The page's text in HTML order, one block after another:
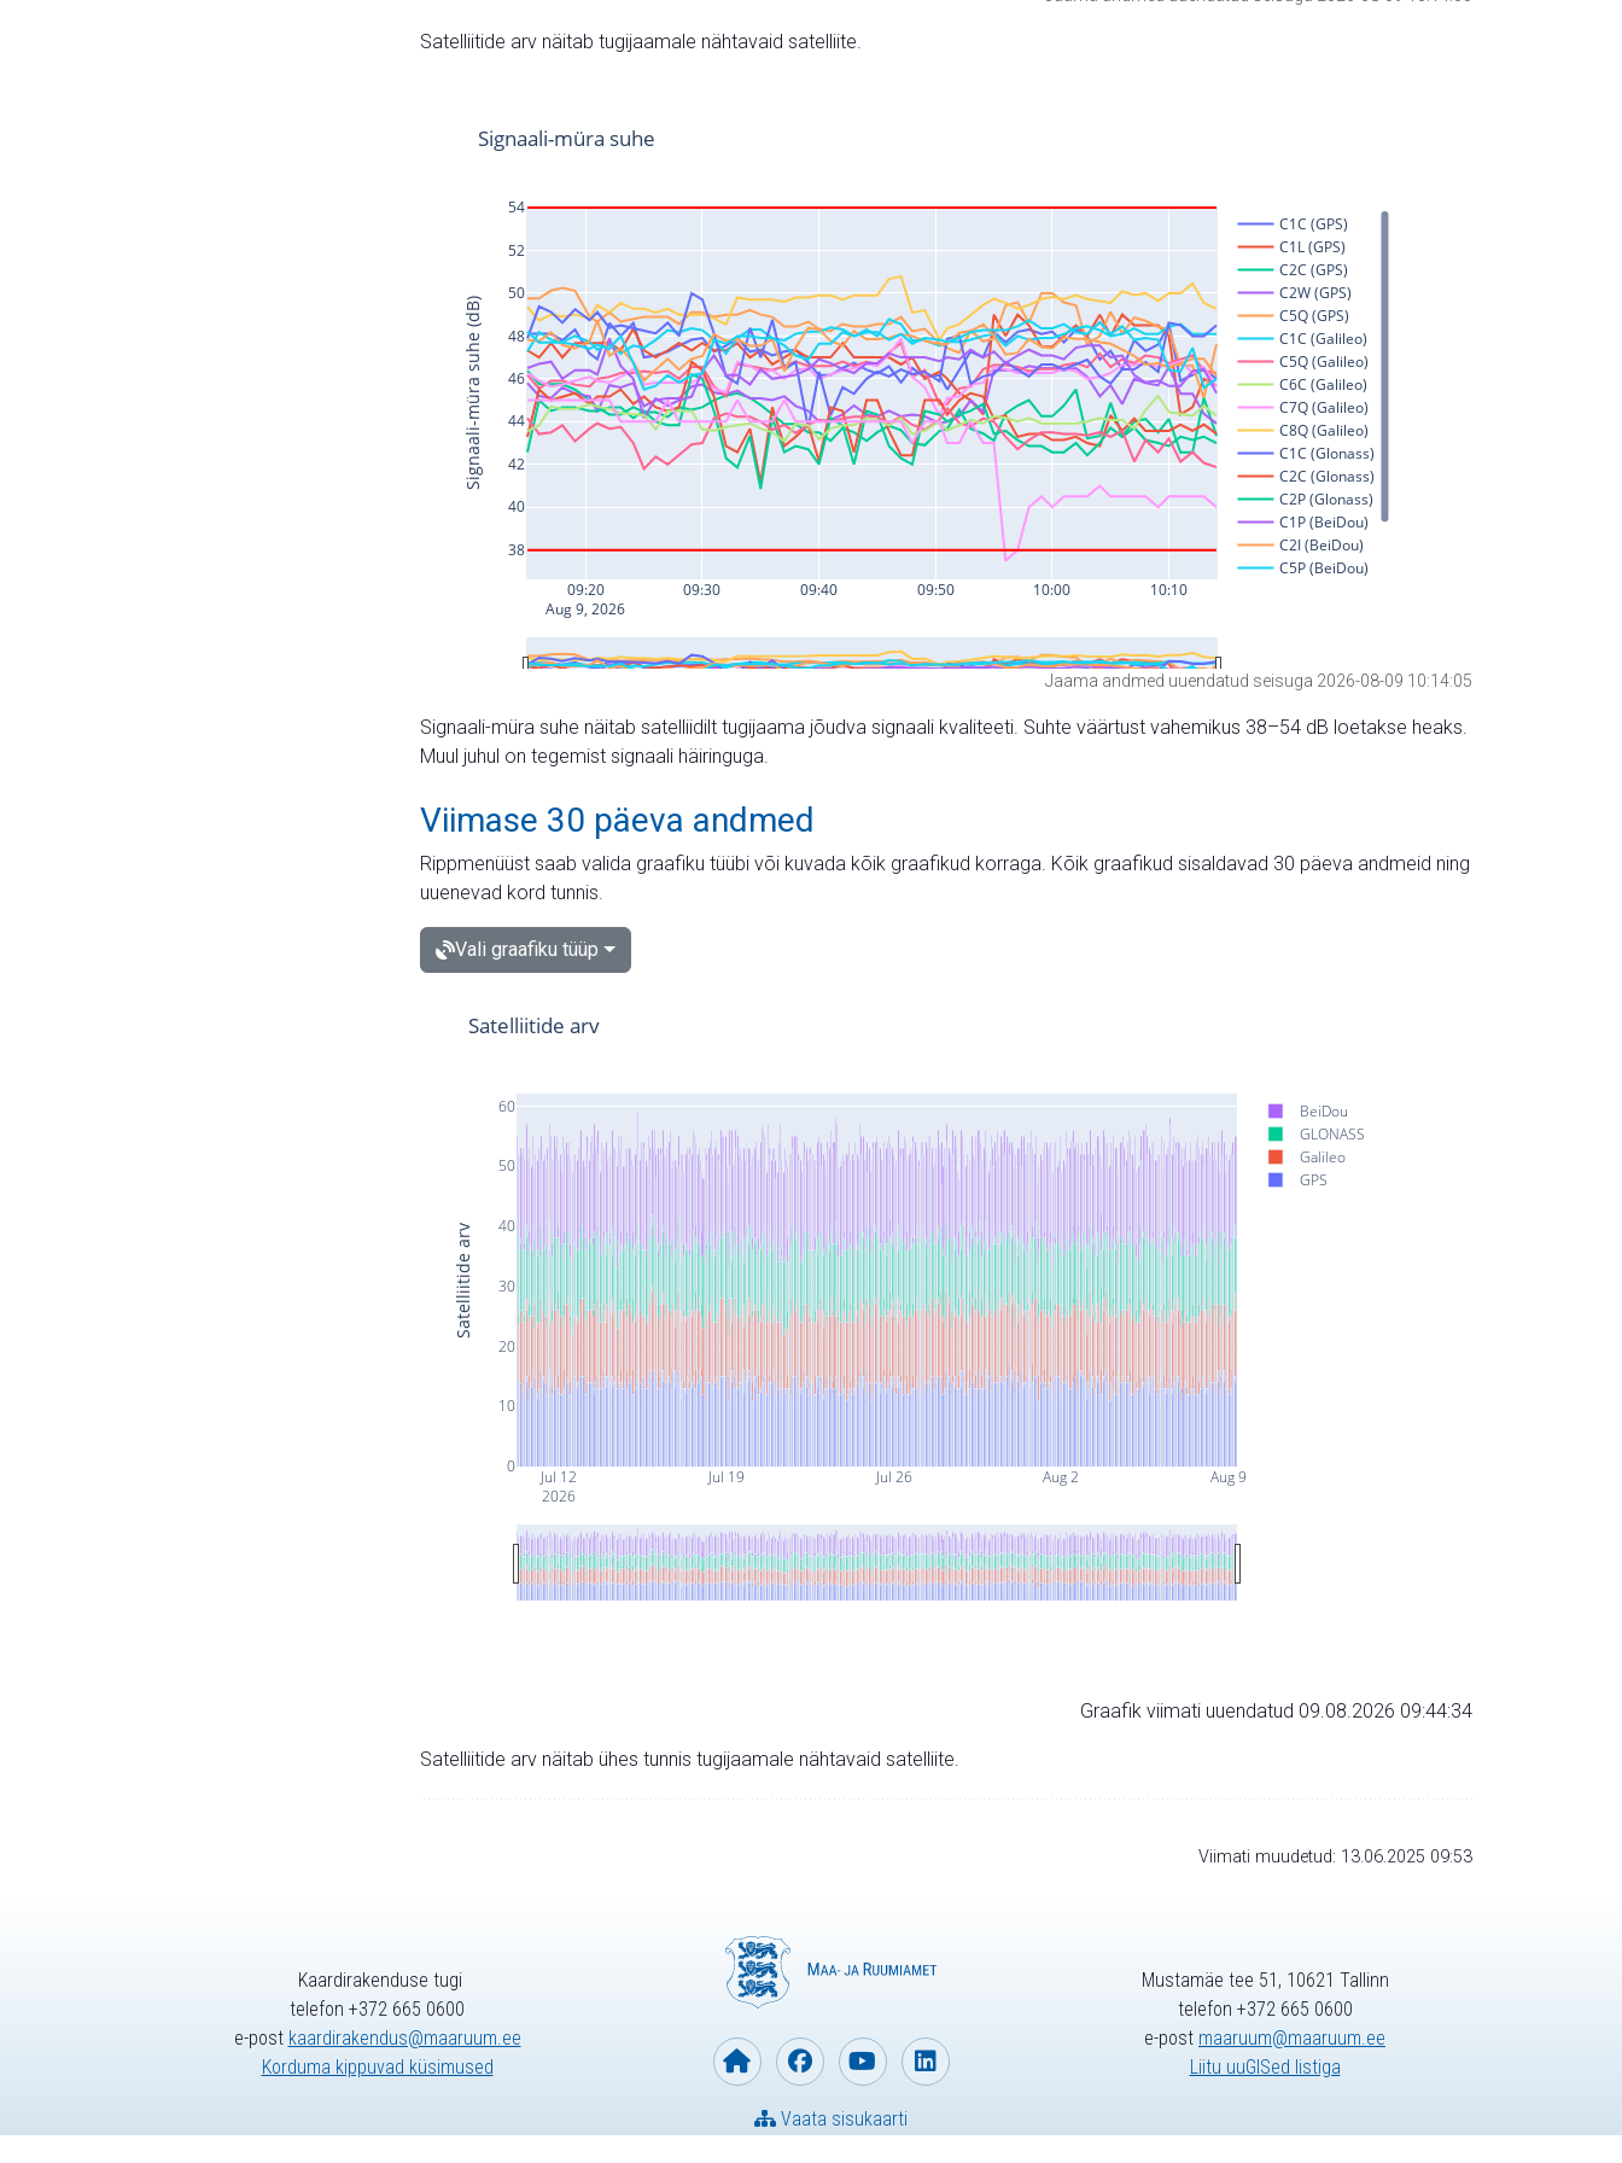
Satelliitide arv näitab tugijaamale nähtavaid satelliite.
Jaama andmed uuendatud seisuga 2026-08-09 10:14:05
Signaali-müra suhe näitab satelliidilt tugijaama jõudva signaali kvaliteeti. Suhte väärtust vahemikus 38–54 dB loetakse heaks.
Muul juhul on tegemist signaali häiringuga.
Viimase 30 päeva andmed
Rippmenüüst saab valida graafiku tüübi või kuvada kõik graafikud korraga. Kõik graafikud sisaldavad 30 päeva andmeid ning
uuenevad kord tunnis.
Vali graafiku tüüp
Jul 12
2026
Jul 19 Jul 26 Aug 2 Aug 9
0
10
20
30
40
50
60
BeiDou
GLONASS
Galileo
GPS
Satelliitide arv
Satelliitide arv
Graafik viimati uuendatud 09.08.2026 09:44:34
Satelliitide arv näitab ühes tunnis tugijaamale nähtavaid satelliite.
Viimati muudetud: 13.06.2025 09:53
Kaardirakenduse tugi
telefon +372 665 0600
e-post kaardirakendus@maaruum.ee
Korduma kippuvad küsimused
Vaata sisukaarti
Mustamäe tee 51, 10621 Tallinn
telefon +372 665 0600
e-post maaruum@maaruum.ee
Liitu uuGISed listiga